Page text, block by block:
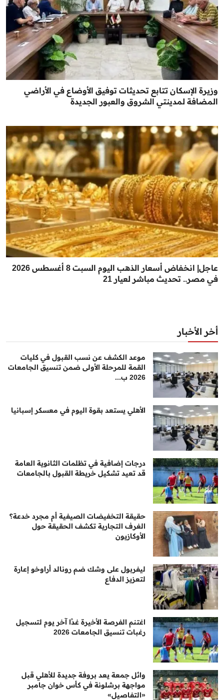
وزيرة الإسكان تتابع تحديثات توفيق الأوضاع في الأراضي
المضافة لمدينتي الشروق والعبور الجديدة
عاجل| انخفاض أسعار الذهب اليوم السبت 8 أغسطس 2026
في مصر.. تحديث مباشر لعيار 21
أخر الأخبار
موعد الكشف عن نسب القبول في كليات
القمة للمرحلة الأولى ضمن تنسيق الجامعات
2026 ب...
الأهلي يستعد بقوة اليوم في معسكر إسبانيا
درجات إضافية في تظلمات الثانوية العامة
قد تعيد تشكيل خريطة القبول بالجامعات
حقيقة التخفيضات الصيفية أم مجرد خدعة؟
الغرف التجارية تكشف الحقيقة حول
الأوكازيون
ليفربول على وشك ضم رونالد أراوخو إعارة
لتعزيز الدفاع
اغتنم الفرصة الأخيرة غدًا آخر يوم لتسجيل
رغبات تنسيق الجامعات 2026
وائل جمعة يعد بروفة جديدة للأهلي قبل
مواجهة برشلونة في كأس خوان جامبر
«التفاصيل»